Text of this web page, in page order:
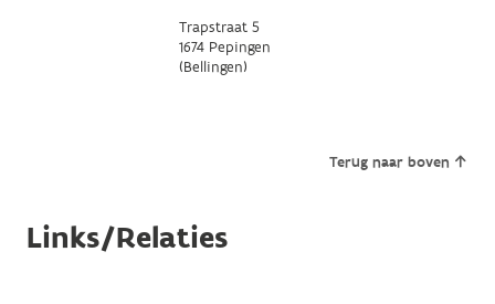
Trapstraat 5
1674 Pepingen
(Bellingen)
Terug naar boven
Links/Relaties